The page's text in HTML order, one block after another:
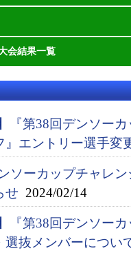
会結果一覧
】『第38回デンソ
エントリー選手変
ンソーカップチャレ
せ 2024/02/14
】『第38回デンソ
選抜メンバーについ